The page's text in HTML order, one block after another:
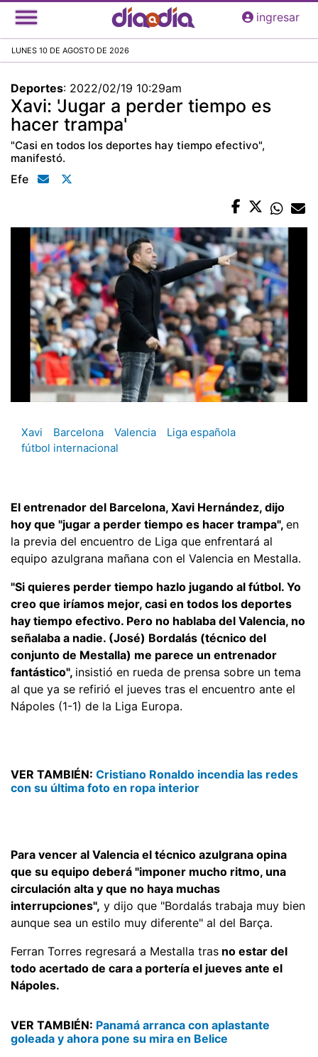
Pasar
al
principal
ingresar
LUNES 10 DE AGOSTO DE 2026
Deportes: 2022/02/19 10:29am
Xavi: 'Jugar a perder tiempo es
hacer trampa'
"Casi en todos los deportes hay tiempo efectivo",
manifestó.
Efe
Xavi Barcelona Valencia
Liga española
fútbol internacional
El entrenador del Barcelona, Xavi Hernández, dijo
hoy que "jugar a perder tiempo es hacer trampa", en
la previa del encuentro de Liga que enfrentará al
equipo azulgrana mañana con el Valencia en Mestalla.
"Si quieres perder tiempo hazlo jugando al fútbol. Yo
creo que iríamos mejor, casi en todos los deportes
hay tiempo efectivo. Pero no hablaba del Valencia, no
señalaba a nadie. (José) Bordalás (técnico del
conjunto de Mestalla) me parece un entrenador
fantástico", insistió en rueda de prensa sobre un tema
al que ya se refirió el jueves tras el encuentro ante el
Nápoles (1-1) de la Liga Europa.
VER TAMBIÉN: Cristiano Ronaldo incendia las redes
con su última foto en ropa interior
Para vencer al Valencia el técnico azulgrana opina
que su equipo deberá "imponer mucho ritmo, una
circulación alta y que no haya muchas
interrupciones", y dijo que "Bordalás trabaja muy bien
aunque sea un estilo muy diferente" al del Barça.
Ferran Torres regresará a Mestalla tras no estar del
todo acertado de cara a portería el jueves ante el
Nápoles.
VER TAMBIÉN: Panamá arranca con aplastante
goleada y ahora pone su mira en Belice